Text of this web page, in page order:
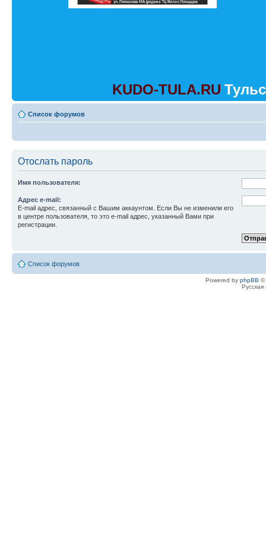
KUDO-TULA.RU
Список форумов
Отослать пароль
Имя пользователя:
Адрес e-mail:
E-mail адрес, связанный с Вашим аккаунтом. Если Вы не изменили его
в центре пользователя, то это e-mail адрес, указанный Вами при
регистрации.
Список форумов
Powered by phpBB ©